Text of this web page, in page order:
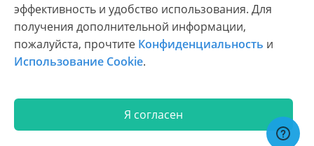
эффективность и удобство использования. Для
получения дополнительной информации,
пожалуйста, прочтите Конфиденциальность и
Использование Cookie.
Я согласен
Copyright © 2003-2026 CloudReports sp. z o.o. (dba
Stimulsoft). All rights reserved.
Конфиденциальность
En De